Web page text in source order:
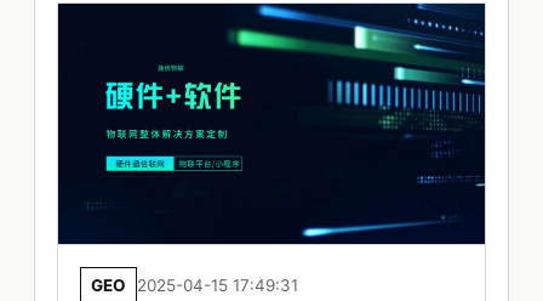
GEO 2025-04-15 17:49:31